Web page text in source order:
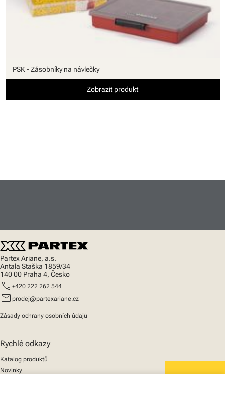
PSK - Zásobníky na návlečky
Zobrazit produkt
Partex Ariane, a.s.
Antala Staška 1859/34
140 00 Praha 4, Česko
call +420 222 262 544
mail prodej@partexariane.cz
Zásady ochrany osobních údajů
Rychlé odkazy
Katalog produktů
Novinky